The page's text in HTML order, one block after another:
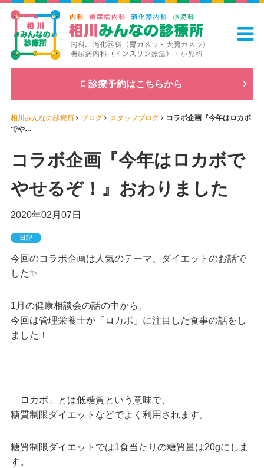
診療予約はこちらから
相川みんなの診療所 ブログ スタッフブログ
コラボ企画『今年はロカボ
でや…
コラボ企画『今年はロカボで
やせるぞ！』おわりました
2020年02月07日
日記
今回のコラボ企画は人気のテーマ、ダイエットのお話で
した✨
1月の健康相談会の話の中から、
今回は管理栄養士が「ロカボ」に注目した食事の話をし
ました！
「ロカボ」とは低糖質という意味で、
糖質制限ダイエットなどでよく利用されます。
糖質制限ダイエットでは1食当たりの糖質量は20gにしま
す。